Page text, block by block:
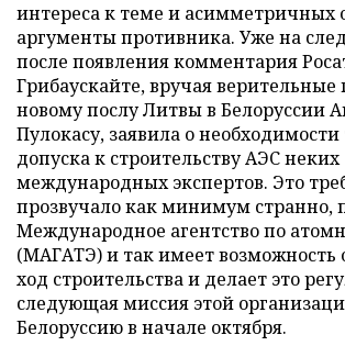
интереса к теме и асимметричных
аргументы противника. Уже на
после появления комментария
Грибаускайте, вручая верительные
новому послу Литвы в Белоруссии
Пулокасу, заявила о необходимости
допуска к строительству АЭС неких
международных экспертов. Это
прозвучало как минимум странно,
Международное агентство по
(МАГАТЭ) и так имеет возможность
ход строительства и делает это
следующая миссия этой
Белоруссию в начале октября.